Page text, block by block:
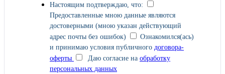
Настоящим подтверждаю, что:
Предоставленные мною данные являются
достоверными (мною указан действующий
адрес почты без ошибок)
Ознакомился(ась)
и принимаю условия публичного договора-
оферты
Даю согласие на обработку
персональных данных